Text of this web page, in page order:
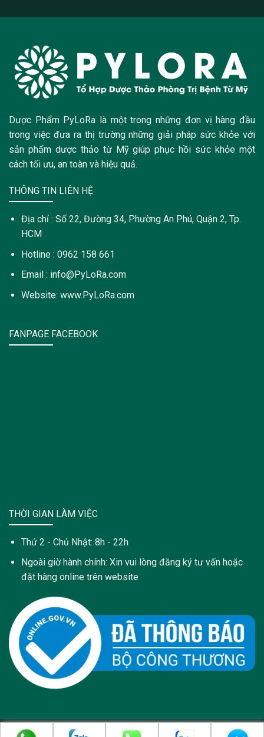
Dược Phẩm PyLoRa là một trong những đơn vị hàng đầu
trong việc đưa ra thị trường những giải pháp sức khỏe với
sản phẩm dược thảo từ Mỹ giúp phục hồi sức khỏe một
cách tối ưu, an toàn và hiệu quả.
THÔNG TIN LIÊN HỆ
Địa chỉ : Số 22, Đường 34, Phường An Phú, Quận 2, Tp.
HCM
Hotline : 0962 158 661
Email : info@PyLoRa.com
Website: www.PyLoRa.com
FANPAGE FACEBOOK
THỜI GIAN LÀM VIỆC
Thứ 2 - Chủ Nhật: 8h - 22h
Ngoài giờ hành chính: Xin vui lòng đăng ký tư vấn hoặc
đặt hàng online trên website
Copyright 2021 © Trang web này được sở hữu và quản lý bởi: